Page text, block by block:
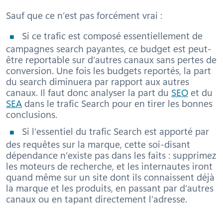
Sauf que ce n’est pas forcément vrai :
Si ce trafic est composé essentiellement de
campagnes search payantes, ce budget est peut-
être reportable sur d’autres canaux sans pertes de
conversion. Une fois les budgets reportés, la part
du search diminuera par rapport aux autres
canaux. Il faut donc analyser la part du SEO et du
SEA dans le trafic Search pour en tirer les bonnes
conclusions.
Si l’essentiel du trafic Search est apporté par
des requêtes sur la marque, cette soi-disant
dépendance n’existe pas dans les faits : supprimez
les moteurs de recherche, et les internautes iront
quand même sur un site dont ils connaissent déjà
la marque et les produits, en passant par d’autres
canaux ou en tapant directement l’adresse.